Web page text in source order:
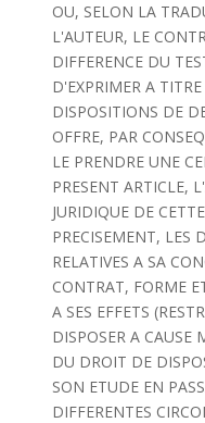
OU, SELON LA
L'AUTEUR, LE
DIFFERENCE DU
D'EXPRIMER A
DISPOSITIONS DE
OFFRE, PAR
LE PRENDRE UNE
PRESENT ARTICLE,
JURIDIQUE DE
PRECISEMENT, LES
RELATIVES A SA
CONTRAT, FORME
A SES EFFETS
DISPOSER A CAUSE
DU DROIT DE
SON ETUDE EN
DIFFERENTES